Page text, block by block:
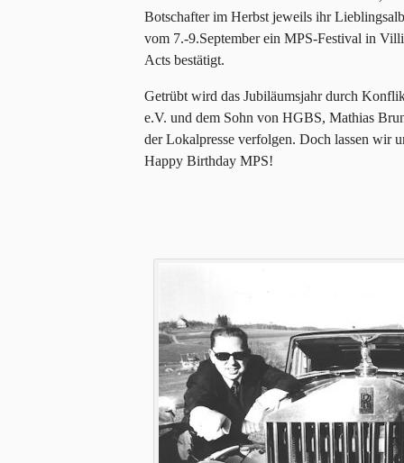
Botschafter im Herbst jeweils ihr
vom 7.-9.September ein MPS-Festival in
Acts bestätigt.
Getrübt wird das Jubiläumsjahr durch
e.V. und dem Sohn von HGBS, Mathias
der Lokalpresse verfolgen. Doch lassen wir
Happy Birthday MPS!